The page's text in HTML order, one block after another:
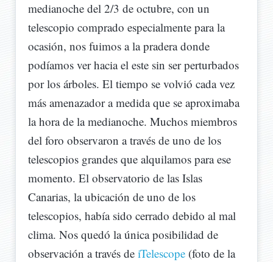
medianoche del 2/3 de octubre, con un
telescopio comprado especialmente para la
ocasión, nos fuimos a la pradera donde
podíamos ver hacia el este sin ser perturbados
por los árboles. El tiempo se volvió cada vez
más amenazador a medida que se aproximaba
la hora de la medianoche. Muchos miembros
del foro observaron a través de uno de los
telescopios grandes que alquilamos para ese
momento. El observatorio de las Islas
Canarias, la ubicación de uno de los
telescopios, había sido cerrado debido al mal
clima. Nos quedó la única posibilidad de
observación a través de iTelescope (foto de la